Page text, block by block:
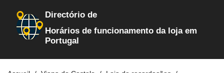
Directório de
Horários de funcionamento da loja em
Portugal